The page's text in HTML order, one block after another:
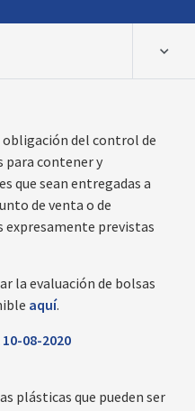
obligación del control de
para contener y
que sean entregadas a
de venta o de
expresamente previstas
la evaluación de bolsas
aquí.
08-2020
plásticas que pueden ser